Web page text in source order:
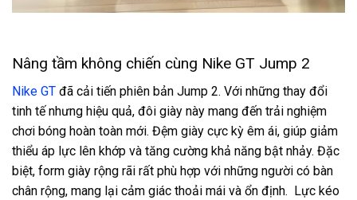
Nâng tầm không chiến cùng Nike GT Jump 2
Nike GT đã cải tiến phiên bản Jump 2. Với những thay đổi
tinh tế nhưng hiệu quả, đôi giày này mang đến trải nghiệm
chơi bóng hoàn toàn mới. Đệm giày cực kỳ êm ái, giúp giảm
thiểu áp lực lên khớp và tăng cường khả năng bật nhảy. Đặc
biệt, form giày rộng rãi rất phù hợp với những người có bàn
chân rộng, mang lại cảm giác thoải mái và ổn định. Lực kéo